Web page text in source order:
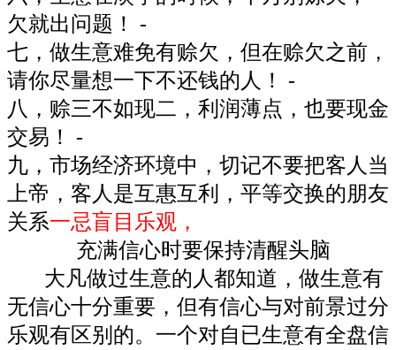
欠就出问题！ -
七，做生意难免有赊欠，但在赊欠之前，
请你尽量想一下不还钱的人！ -
八，赊三不如现二，利润薄点，也要现金
交易！ -
九，市场经济环境中，切记不要把客人当
上帝，客人是互惠互利，平等交换的朋友
关系一忌盲目乐观，
充满信心时要保持清醒头脑
大凡做过生意的人都知道，做生意有
无信心十分重要，但有信心与对前景过分
乐观有区别的。一个对自已生意有全盘信